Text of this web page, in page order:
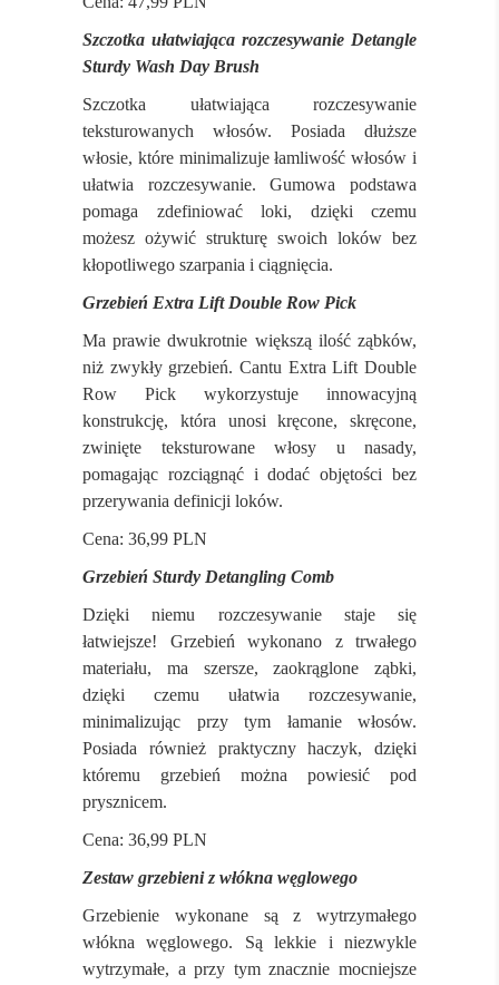
Szczotka ułatwiająca rozczesywanie Detangle
Sturdy Wash Day Brush
Szczotka ułatwiająca rozczesywanie
teksturowanych włosów. Posiada dłuższe
włosie, które minimalizuje łamliwość włosów i
ułatwia rozczesywanie. Gumowa podstawa
pomaga zdefiniować loki, dzięki czemu
możesz ożywić strukturę swoich loków bez
kłopotliwego szarpania i ciągnięcia.
Grzebień Extra Lift Double Row Pick
Ma prawie dwukrotnie większą ilość ząbków,
niż zwykły grzebień. Cantu Extra Lift Double
Row Pick wykorzystuje innowacyjną
konstrukcję, która unosi kręcone, skręcone,
zwinięte teksturowane włosy u nasady,
pomagając rozciągnąć i dodać objętości bez
przerywania definicji loków.
Cena: 36,99 PLN
Grzebień Sturdy Detangling Comb
Dzięki niemu rozczesywanie staje się
łatwiejsze! Grzebień wykonano z trwałego
materiału, ma szersze, zaokrąglone ząbki,
dzięki czemu ułatwia rozczesywanie,
minimalizując przy tym łamanie włosów.
Posiada również praktyczny haczyk, dzięki
któremu grzebień można powiesić pod
prysznicem.
Cena: 36,99 PLN
Zestaw grzebieni z włókna węglowego
Grzebienie wykonane są z wytrzymałego
włókna węglowego. Są lekkie i niezwykle
wytrzymałe, a przy tym znacznie mocniejsze